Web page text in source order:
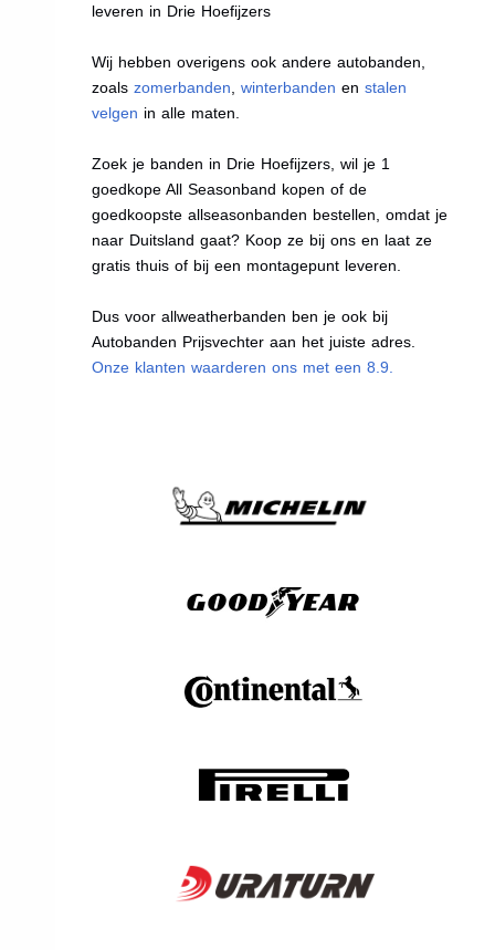
leveren in Drie Hoefijzers
Wij hebben overigens ook andere autobanden,
zoalszomerbanden ,winterbanden enstalen
velgen in alle maten.
Zoek je banden in Drie Hoefijzers, wil je 1
goedkope All Seasonband kopen of de
goedkoopste allseasonbanden bestellen, omdat je
naar Duitsland gaat? Koop ze bij ons en laat ze
gratis thuis of bij een montagepunt leveren.
Dus voor allweatherbanden ben je ook bij
Autobanden Prijsvechter aan het juiste adres.
Onze klanten waarderen ons met een 8.9.